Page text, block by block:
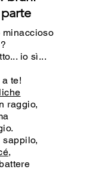
io sì...
te!
raggio,
sappilo,
,